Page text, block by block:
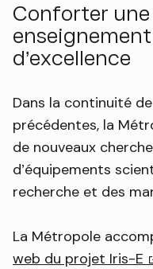
Conforter
d’excellence
Dans la continuité
précédentes, la
de nouveaux
d’équipements
recherche et des
La Métropole
web du projet Iris-E